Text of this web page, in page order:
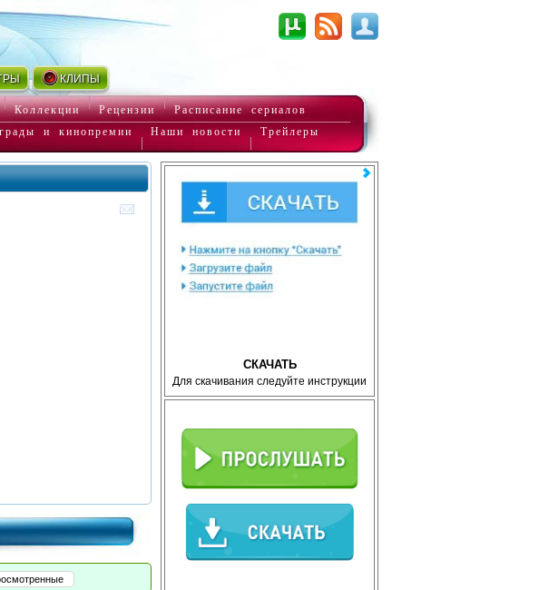
КЛИПЫ
Коллекции Рецензии
Расписание сериалов
и кинопремии Наши новости Трейлеры
СКАЧАТЬ
Для скачивания следуйте инструкции